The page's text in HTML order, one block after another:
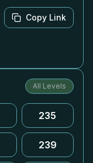
Copy Link
All Levels
235
239